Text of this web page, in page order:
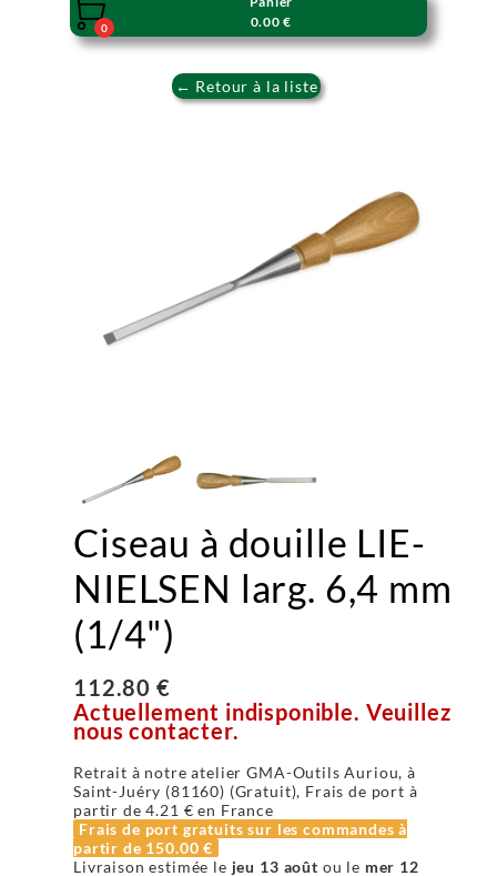

0
0.00 €
← Retour à la liste
Ciseau à douille LIE-
NIELSEN larg. 6,4 mm
(1/4")
112.80 €
Actuellement indisponible. Veuillez
nous contacter.
Retrait à notre atelier GMA-Outils Auriou, à
Saint-Juéry (81160) (Gratuit), Frais de port à
partir de4.21 € en France
Frais de port gratuits sur les commandes à
partir de 150.00 €
Livraison estimée le jeu 13 août ou le mer 12